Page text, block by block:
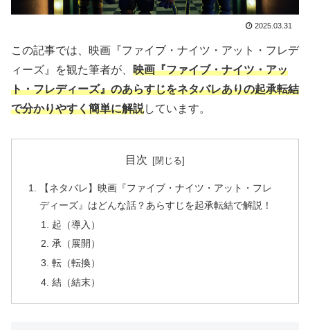
2025.03.31
この記事では、映画『ファイブ・ナイツ・アット・フレデ
ィーズ』を観た筆者が、 映画『ファイブ・ナイツ・アッ
ト・フレディーズ』のあらすじをネタバレありの起承転結
で分かりやすく簡単に解説しています。
目次
【ネタバレ】映画『ファイブ・ナイツ・アット・フレ
ディーズ』はどんな話？あらすじを起承転結で解説！
起（導入）
承（展開）
転（転換）
結（結末）